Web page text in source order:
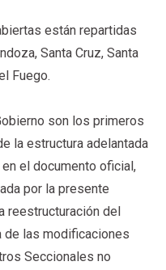
están repartidas
Santa Cruz, Santa
Fuego.
son los primeros
la estructura adelantada
el documento oficial,
por la presente
reestructuración del
de las modificaciones
Seccionales no